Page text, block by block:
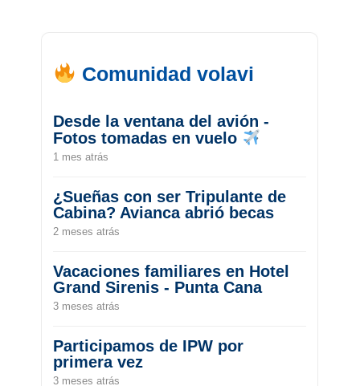
Comunidad volavi
Desde la ventana del avión -
Fotos tomadas en vuelo
1 mes atrás
¿Sueñas con ser Tripulante de
Cabina? Avianca abrió becas
2 meses atrás
Vacaciones familiares en Hotel
Grand Sirenis - Punta Cana
3 meses atrás
Participamos de IPW por
primera vez
3 meses atrás